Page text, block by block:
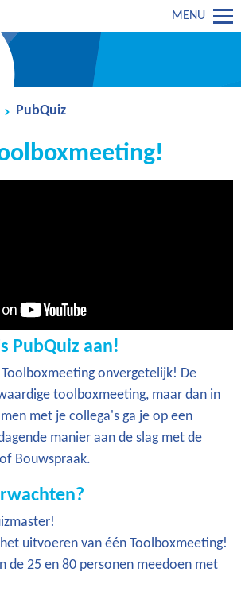
MENU
PubQuiz
PubQuiz aan!
onvergetelijk! De
toolboxmeeting, maar dan in
met je collega's ga je op een
manier aan de slag met de
Bouwspraak.
uitvoeren van één Toolboxmeeting!
de 25 en 80 personen meedoen met